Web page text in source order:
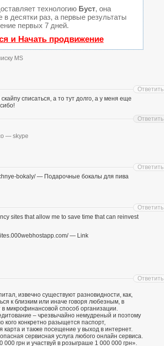
технологию Буст, она
в десятки раз, а первые результаты
первых 7 дней.
и Начать продвижение
MS
списаться, а то тут долго, а у меня еще
Ответить
— skype
Ответить
bokaly/ — Подарочные бокалы для пива
Ответить
sites that allow me to save time that can reinvest
— Link
Ответить
извечно существуют разновидности, как,
к близким или иначе говоря любезным, в
микрофинансовой способ организации.
– чрезвычайно немудреный и поэтому
кого конкретно разыщется паспорт,
карта и также посещение у выход в интернет.
сервисная услуга любого онлайн сервиса.
грн и участвуй в розыграше 1 000 000 грн».
Ответить